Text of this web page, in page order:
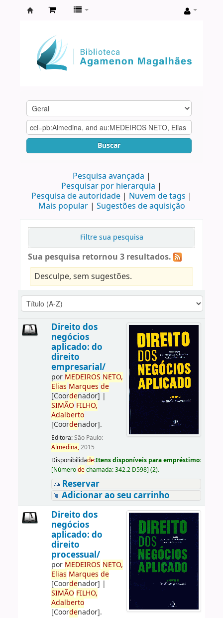
Agamenon
Magalhães
Buscar
Pesquisa avançada
Pesquisar por hierarquia
Pesquisa de autoridade
Nuvem de tags
Mais popular
Sugestões de aquisição
Filtre sua pesquisa
Sua pesquisa retornou 3 resultados.
Desculpe, sem sugestões.
Direito dos
negócios
aplicado: do
direito
empresarial/
por MEDEIROS NETO,
Elias Marques de
[Coordenador] |
SIMÃO FILHO,
Adalberto
[Coordenador].
Editora:São Paulo:
Almedina,2015
Disponibilidade:Itens disponíveis para empréstimo:
[Númerodechamada:342.2 D598] (2).
Reservar
Adicionar ao seu carrinho
Direito dos
negócios
aplicado: do
direito
processual/
por MEDEIROS NETO,
Elias Marques de
[Coordenador] |
SIMÃO FILHO,
Adalberto
[Coordenador].